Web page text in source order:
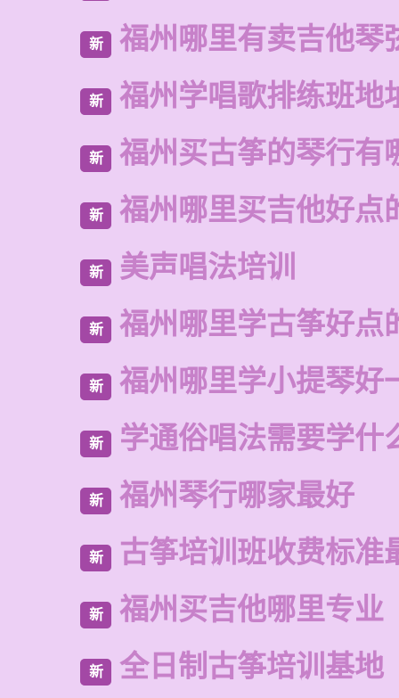
新 福州哪里有卖吉他琴
新 福州学唱歌排练班地
新 福州买古筝的琴行有
新 福州哪里买吉他好点
新 美声唱法培训
新 福州哪里学古筝好点
新 福州哪里学小提琴好
新 学通俗唱法需要学什
新 福州琴行哪家最好
新 古筝培训班收费标准
新 福州买吉他哪里专业
新 全日制古筝培训基地